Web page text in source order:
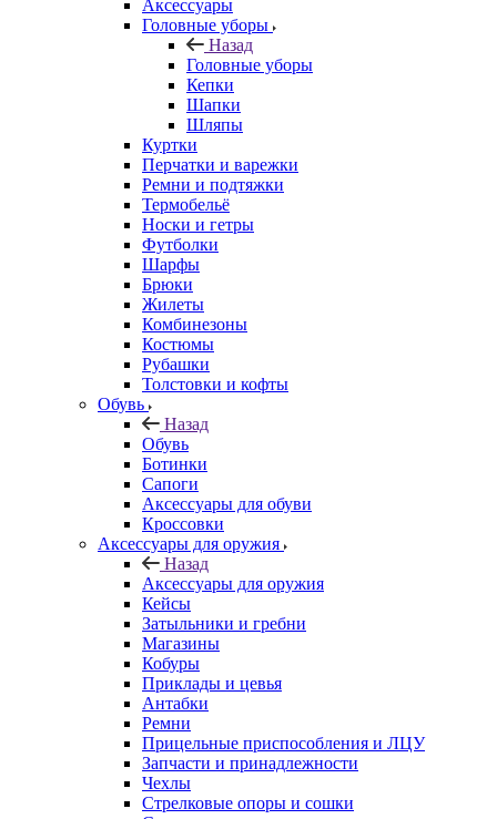
Аксессуары
Головные уборы
Назад
Головные уборы
Кепки
Шапки
Шляпы
Куртки
Перчатки и варежки
Ремни и подтяжки
Термобельё
Носки и гетры
Футболки
Шарфы
Брюки
Жилеты
Комбинезоны
Костюмы
Рубашки
Толстовки и кофты
Обувь
Назад
Обувь
Ботинки
Сапоги
Аксессуары для обуви
Кроссовки
Аксессуары для оружия
Назад
Аксессуары для оружия
Кейсы
Затыльники и гребни
Магазины
Кобуры
Приклады и цевья
Антабки
Ремни
Прицельные приспособления и ЛЦУ
Запчасти и принадлежности
Чехлы
Стрелковые опоры и сошки